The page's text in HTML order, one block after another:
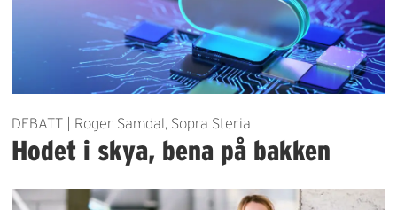
DEBATT | Roger Samdal, Sopra Steria
Hodet i skya, bena på bakken